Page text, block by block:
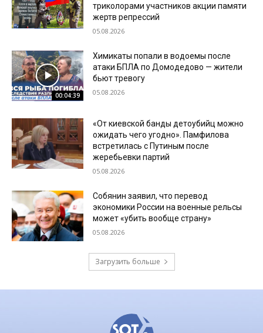
триколорами участников акции памяти
жертв репрессий
05.08.2026
00:04:39
Химикаты попали в водоемы после
атаки БПЛА по Домодедово — жители
бьют тревогу
05.08.2026
«От киевской банды детоубийц можно
ожидать чего угодно». Памфилова
встретилась с Путиным после
жеребьевки партий
05.08.2026
Собянин заявил, что перевод
экономики России на военные рельсы
может «убить вообще страну»
05.08.2026
Загрузить больше